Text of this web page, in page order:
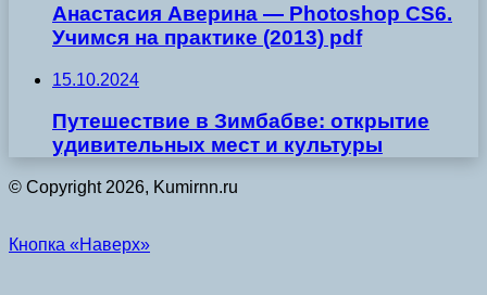
Анастасия Аверина — Photoshop CS6.
Учимся на практике (2013) pdf
15.10.2024
Путешествие в Зимбабве: открытие
удивительных мест и культуры
© Copyright 2026, Kumirnn.ru
Кнопка «Наверх»